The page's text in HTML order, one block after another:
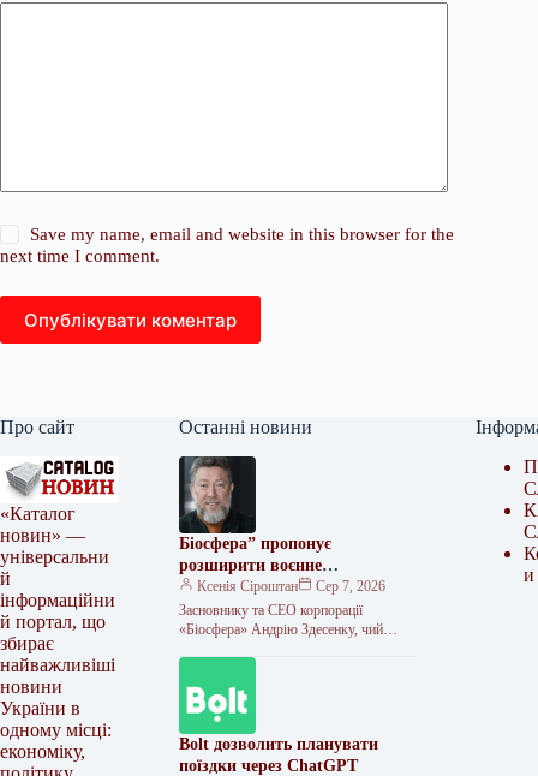
Save my name, email and website in this browser for the
next time I comment.
Опублікувати коментар
Про сайт
«Каталог
новин» —
універсальни
й
інформаційни
й портал, що
збирає
найважливіші
новини
України в
одному місці:
економіку,
Останні новини
Біосфера” пропонує
розширити воєнне
страхування та запровадити
мораторій на перевірки
Ксенія Сіроштан
Сер 7, 2026
Засновнику та СЕО корпорації
«Біосфера» Андрію Здесенку, чий
через ворожий удар…
Bolt дозволить планувати
поїздки через ChatGPT
и